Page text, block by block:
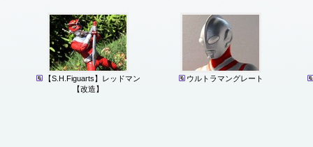
【S.H.Figuarts】レッドマン
【改造】
ウルトラマングレート